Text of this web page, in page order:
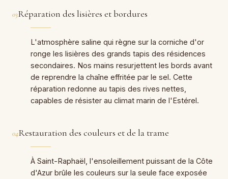
03Réparation des lisières et bordures
L'atmosphère saline qui règne sur la corniche d'or
ronge les lisières des grands tapis des résidences
secondaires. Nos mains resurjettent les bords avant
de reprendre la chaîne effritée par le sel. Cette
réparation redonne au tapis des rives nettes,
capables de résister au climat marin de l'Estérel.
04Restauration des couleurs et de la trame
À Saint-Raphaël, l'ensoleillement puissant de la Côte
d'Azur brûle les couleurs sur la seule face exposée